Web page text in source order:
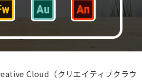
Cloud（クリエイティブクラウ